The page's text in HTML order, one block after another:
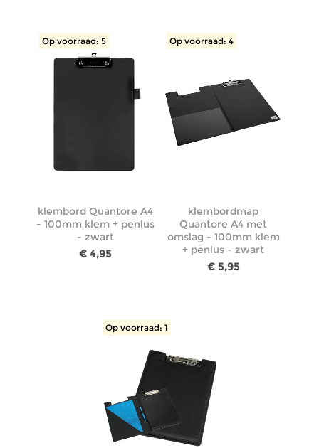
Op voorraad: 5
klembord Quantore A4
- 100mm klem + penlus
- zwart
€ 4,95
Op voorraad: 4
klembordmap
Quantore A4 met
omslag - 100mm klem
+ penlus - zwart
€ 5,95
Op voorraad: 1